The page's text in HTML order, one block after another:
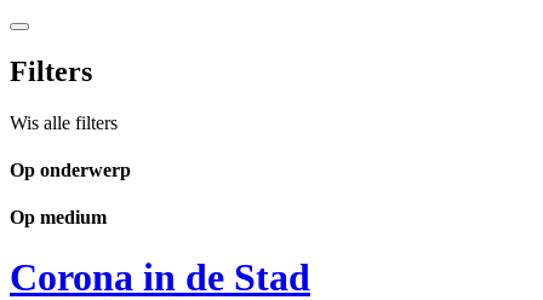
Filters
Wis alle filters
Op onderwerp
Op medium
Corona in de Stad